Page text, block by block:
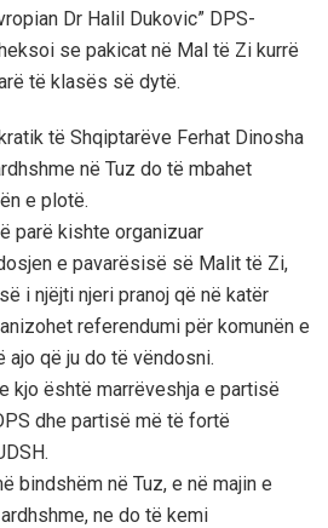
Dr Halil Dukovic” DPS-
se pakicat në Mal të Zi kurrë
të klasës së dytë.
të Shqiptarëve Ferhat Dinosha
në Tuz do të mbahet
e plotë.
parë kishte organizuar
e pavarësisë së Malit të Zi,
i njëjti njeri pranoj që në katër
referendumi për komunën e
që ju do të vëndosni.
kjo është marrëveshja e partisë
dhe partisë më të fortë
bindshëm në Tuz, e në majin e
ne do të kemi